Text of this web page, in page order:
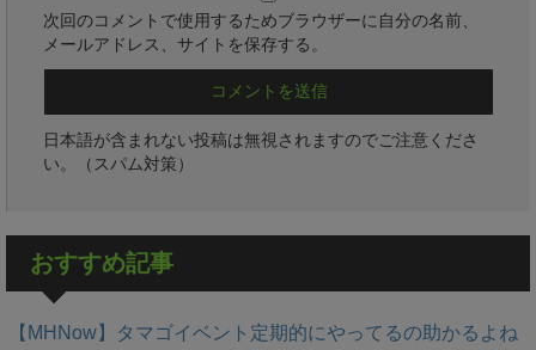
次回のコメントで使用するためブラウザーに自分の名前、
メールアドレス、サイトを保存する。
日本語が含まれない投稿は無視されますのでご注意くださ
い。（スパム対策）
おすすめ記事
【MHNow】タマゴイベント定期的にやってるの助かるよね